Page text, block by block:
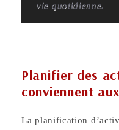
vie quotidienne.
Planifier des
conviennent
La planification